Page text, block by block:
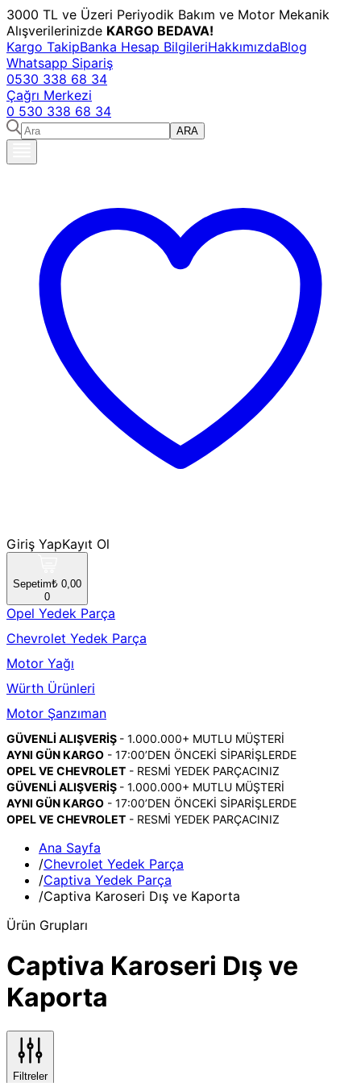
3000 TL ve Üzeri Periyodik Bakım ve Motor Mekanik
Alışverilerinizde KARGO BEDAVA!
Kargo TakipBanka Hesap BilgileriHakkımızdaBlog
Whatsapp Sipariş
0530 338 68 34
Çağrı Merkezi
0 530 338 68 34
ARA
Giriş YapKayıt Ol
Sepetim₺ 0,00
0
Opel Yedek Parça
Chevrolet Yedek Parça
Motor Yağı
Würth Ürünleri
Motor Şanzıman
GÜVENLİ ALIŞVERİŞ - 1.000.000+ MUTLU MÜŞTERİ
AYNI GÜN KARGO - 17:00’DEN ÖNCEKİ SİPARİŞLERDE
OPEL VE CHEVROLET - RESMİ YEDEK PARÇACINIZ
GÜVENLİ ALIŞVERİŞ - 1.000.000+ MUTLU MÜŞTERİ
AYNI GÜN KARGO - 17:00’DEN ÖNCEKİ SİPARİŞLERDE
OPEL VE CHEVROLET - RESMİ YEDEK PARÇACINIZ
Ana Sayfa
/Chevrolet Yedek Parça
/Captiva Yedek Parça
/Captiva Karoseri Dış ve Kaporta
Ürün Grupları
Captiva Karoseri Dış ve
Kaporta
Filtreler